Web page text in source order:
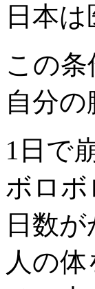
日本
この
自分
1日で
ボロ
日数
人の